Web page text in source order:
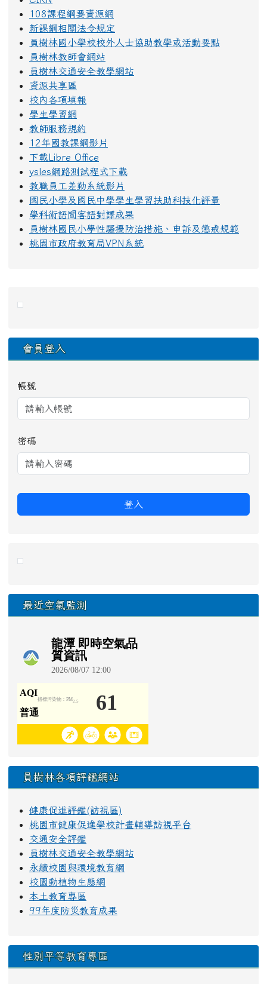
108課程綱要資源網
新課綱相關法令規定
員樹林國小學校校外人士協助教學或活動要點
員樹林教師會網站
員樹林交通安全教學網站
資源共享區
校內各項填報
學生學習網
教師服務規約
12年國教課綱影片
下載Libre Office
ysles網路測試程式下載
教職員工差勤系統影片
國民小學及國民中學學生學習扶助科技化評量
學科術語閩客語對譯成果
員樹林國民小學性騷擾防治措施、申訴及懲戒規範
桃園市政府教育局VPN系統
會員登入
帳號
密碼
登入
最近空氣監測
員樹林各項評鑑網站
健康促進評鑑(訪視區)
桃園市健康促進學校計畫輔導訪視平台
交通安全評鑑
員樹林交通安全教學網站
永續校園與環境教育網
校園動植物生態網
本土教育專區
99年度防災教育成果
性別平等教育專區